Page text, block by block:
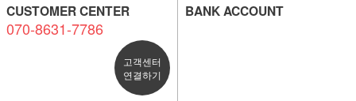
CUSTOMER CENTER
070-8631-7786
고객센터
연결하기
BANK ACCOUNT